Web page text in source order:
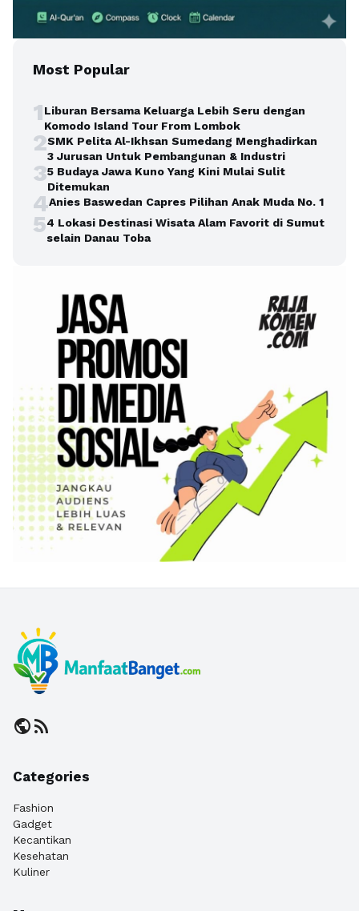
Most Popular
1Liburan Bersama Keluarga Lebih Seru dengan
Komodo Island Tour From Lombok
2SMK Pelita Al-Ikhsan Sumedang Menghadirkan
3 Jurusan Untuk Pembangunan & Industri
35 Budaya Jawa Kuno Yang Kini Mulai Sulit
Ditemukan
4Anies Baswedan Capres Pilihan Anak Muda No. 1
54 Lokasi Destinasi Wisata Alam Favorit di Sumut
selain Danau Toba
publicrss_feed
Categories
Fashion
Gadget
Kecantikan
Kesehatan
Kuliner